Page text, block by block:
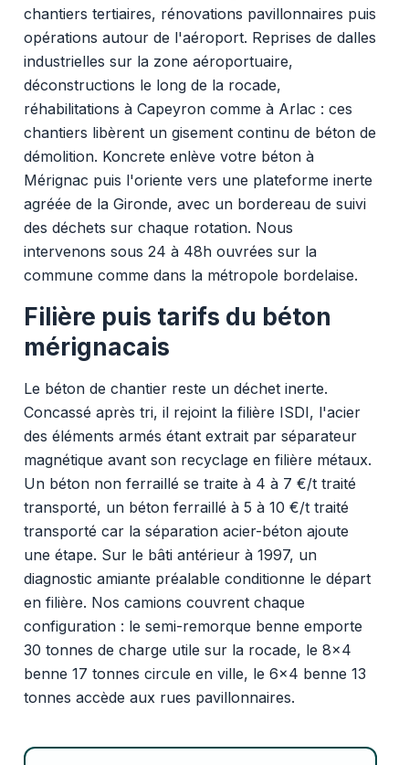
chantiers tertiaires, rénovations pavillonnaires puis
opérations autour de l'aéroport. Reprises de dalles
industrielles sur la zone aéroportuaire,
déconstructions le long de la rocade,
réhabilitations à Capeyron comme à Arlac : ces
chantiers libèrent un gisement continu de béton de
démolition. Koncrete enlève votre béton à
Mérignac puis l'oriente vers une plateforme inerte
agréée de la Gironde, avec un bordereau de suivi
des déchets sur chaque rotation. Nous
intervenons sous 24 à 48h ouvrées sur la
commune comme dans la métropole bordelaise.
Filière puis tarifs du béton
mérignacais
Le béton de chantier reste un déchet inerte.
Concassé après tri, il rejoint la filière ISDI, l'acier
des éléments armés étant extrait par séparateur
magnétique avant son recyclage en filière métaux.
Un béton non ferraillé se traite à 4 à 7 €/t traité
transporté, un béton ferraillé à 5 à 10 €/t traité
transporté car la séparation acier-béton ajoute
une étape. Sur le bâti antérieur à 1997, un
diagnostic amiante préalable conditionne le départ
en filière. Nos camions couvrent chaque
configuration : le semi-remorque benne emporte
30 tonnes de charge utile sur la rocade, le 8x4
benne 17 tonnes circule en ville, le 6x4 benne 13
tonnes accède aux rues pavillonnaires.